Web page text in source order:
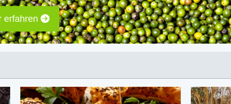
erfahren